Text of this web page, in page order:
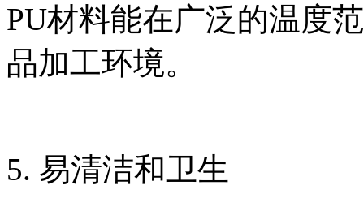
PU材料能在广泛的温度
品加工环境。
5. 易清洁和卫生